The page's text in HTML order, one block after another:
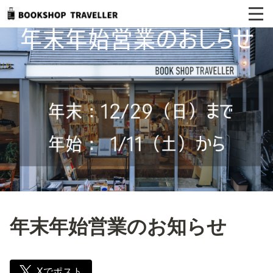
年末年始営業のお知らせ